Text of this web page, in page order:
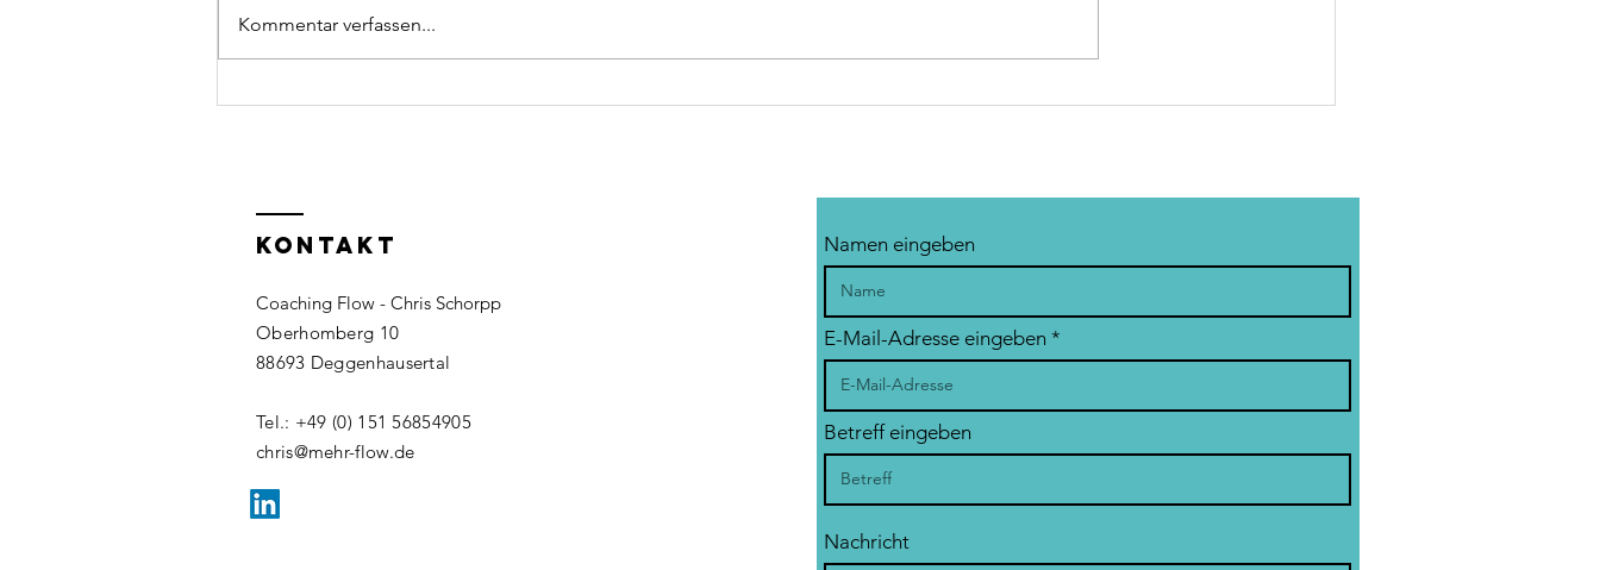
Kommentar verfassen...
KONTAKT
Coaching Flow - Chris Schorpp
Oberhomberg 10
88693 Deggenhausertal
Tel.: +49 (0) 151 56854905
chris@mehr-flow.de
Namen eingeben
E-Mail-Adresse eingeben
Betreff eingeben
Nachricht